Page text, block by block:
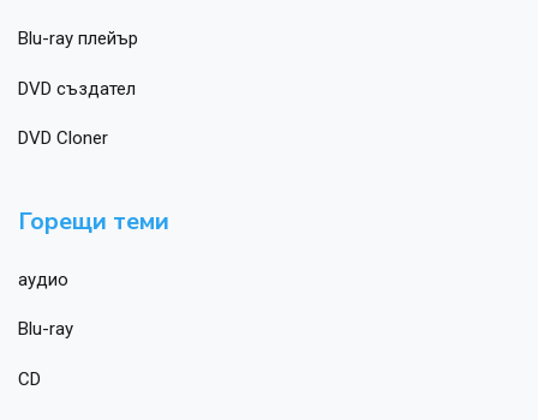
Blu-ray плейър
DVD създател
DVD Cloner
Горещи теми
аудио
Blu-ray
CD